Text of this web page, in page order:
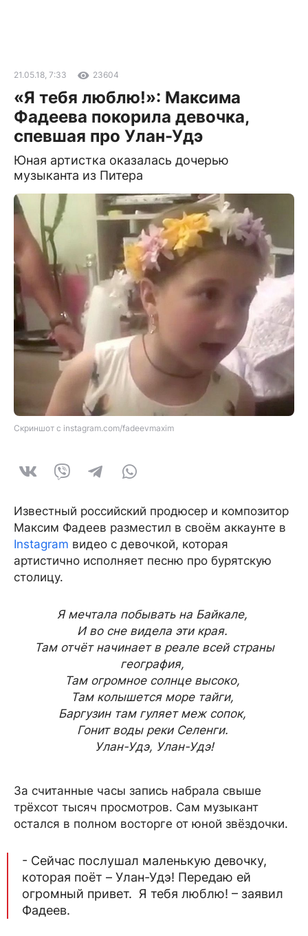
21.05.18, 7:33 23604
«Я тебя люблю!»: Максима
Фадеева покорила девочка,
спевшая про Улан-Удэ
Юная артистка оказалась дочерью
музыканта из Питера
Скриншот с instagram.com/fadeevmaxim
Известный российский продюсер и композитор
Максим Фадеев разместил в своём аккаунте в
Instagram видео с девочкой, которая
артистично исполняет песню про бурятскую
столицу.
Я мечтала побывать на Байкале,
И во сне видела эти края.
Там отчёт начинает в реале всей страны
география,
Там огромное солнце высоко,
Там колышется море тайги,
Баргузин там гуляет меж сопок,
Гонит воды реки Селенги.
Улан-Удэ, Улан-Удэ!
За считанные часы запись набрала свыше
трёхсот тысяч просмотров. Сам музыкант
остался в полном восторге от юной звёздочки.
- Сейчас послушал маленькую девочку,
которая поёт – Улан-Удэ! Передаю ей
огромный привет. Я тебя люблю! – заявил
Фадеев.